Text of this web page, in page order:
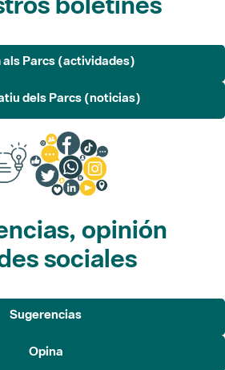
als Parcs (actividades)
dels Parcs (noticias)
opinión
sociales
Sugerencias
Opina